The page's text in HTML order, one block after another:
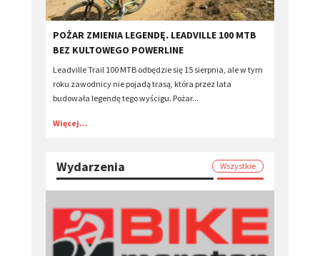
POŻAR ZMIENIA LEGENDĘ. LEADVILLE 100 MTB
BEZ KULTOWEGO POWERLINE
Leadville Trail 100 MTB odbędzie się 15 sierpnia, ale w tym
roku zawodnicy nie pojadą trasą, która przez lata
budowała legendę tego wyścigu. Pożar...
Więcej...
Wydarzenia Wszystkie